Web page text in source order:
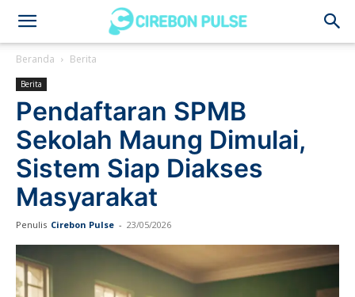
Cirebon
Pulse
Beranda Berita
Berita
Pendaftaran SPMB
Sekolah Maung Dimulai,
Sistem Siap Diakses
Masyarakat
Penulis Cirebon Pulse - 23/05/2026